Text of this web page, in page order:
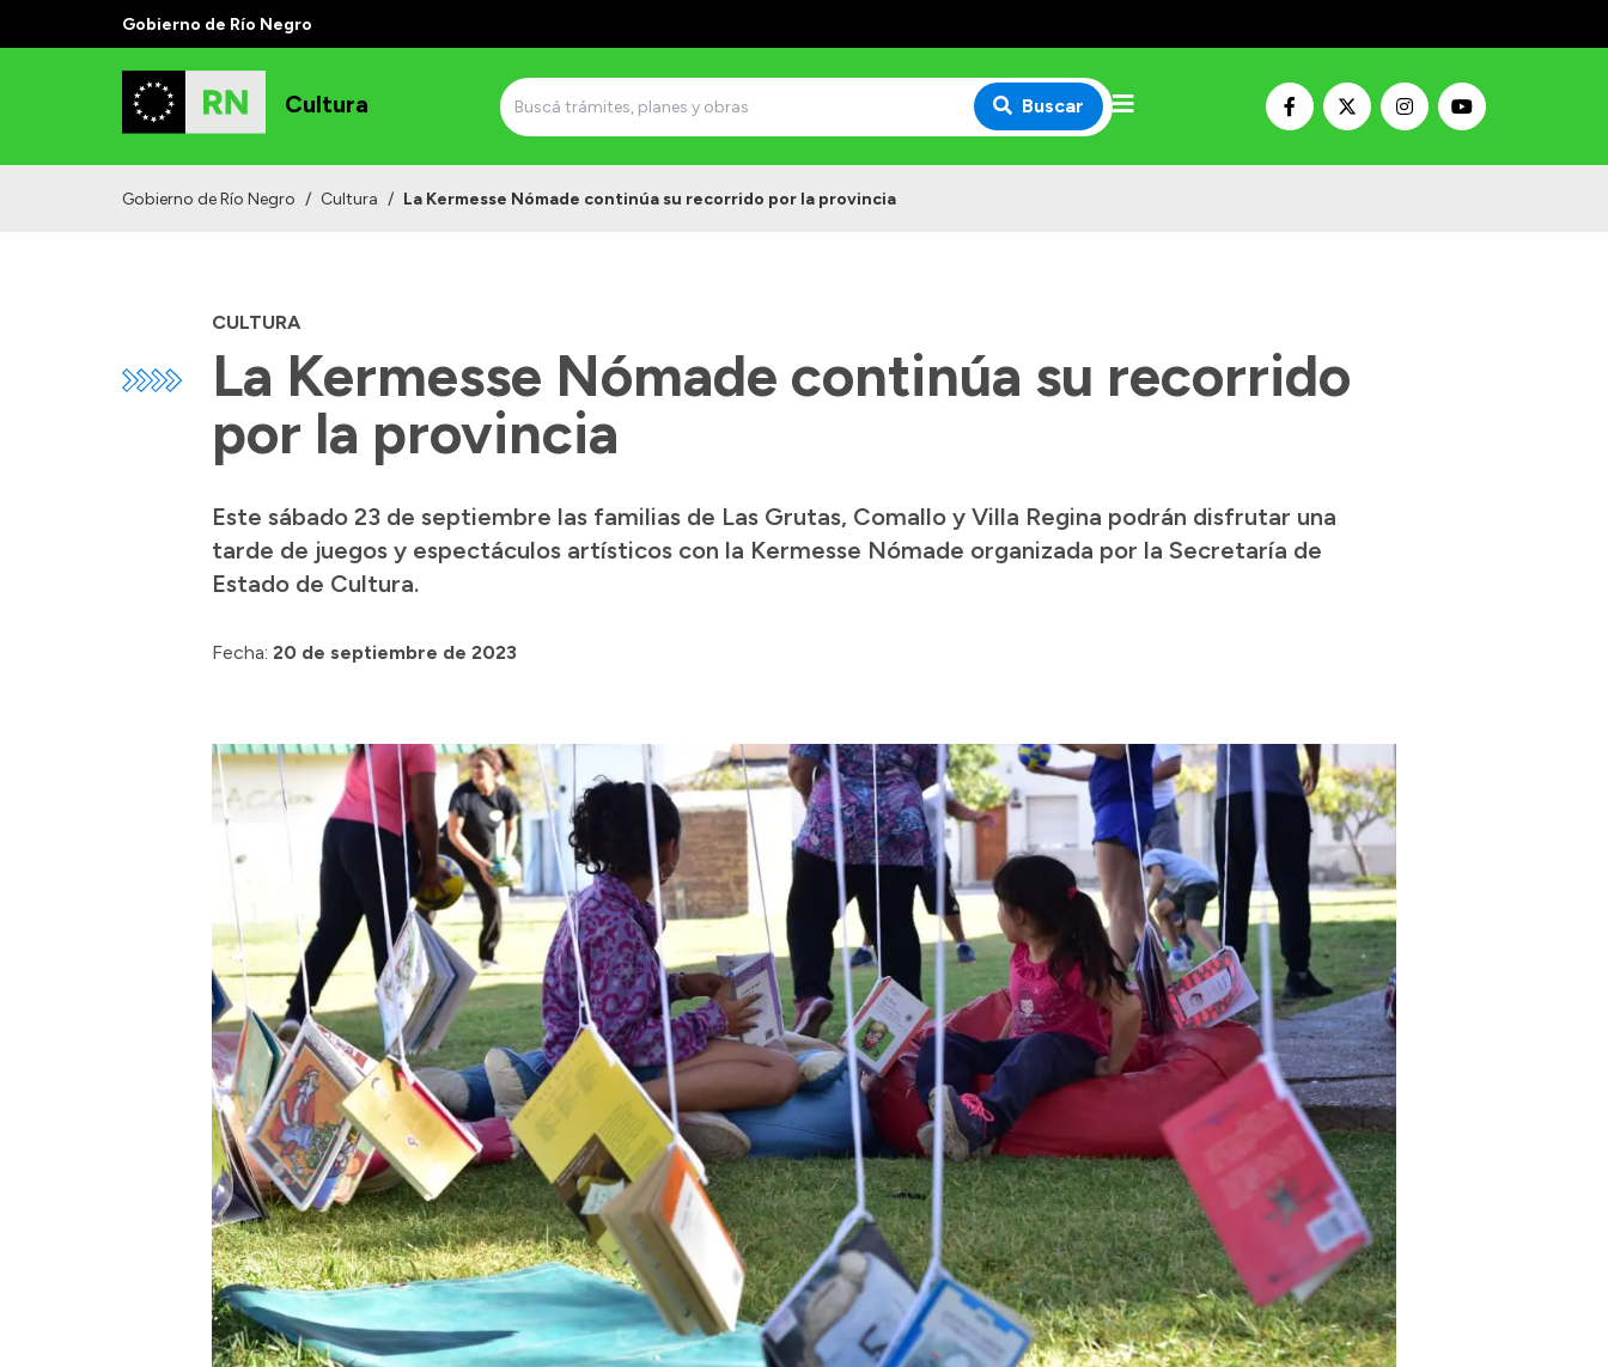
Gobierno de Río Negro
Cultura Buscar
Gobierno de Río Negro / Cultura / La Kermesse Nómade continúa su recorrido por la provincia
CULTURA
La Kermesse Nómade continúa su recorrido
por la provincia
Este sábado 23 de septiembre las familias de Las Grutas, Comallo y Villa Regina podrán disfrutar una
tarde de juegos y espectáculos artísticos con la Kermesse Nómade organizada por la Secretaría de
Estado de Cultura.
Fecha: 20 de septiembre de 2023